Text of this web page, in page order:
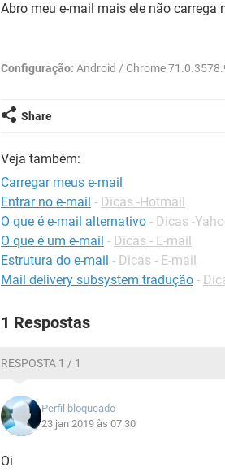
Abro meu e-mail mais ele não carrega
Configuração: Android / Chrome
Share
Veja também:
Carregar meus e-mail
Entrar no e-mail - Dicas -Hotmail
O que é e-mail alternativo - Dicas -
O que é um e-mail - Dicas - E-mail
Estrutura do e-mail - Dicas - E-mail
Mail delivery subsystem tradução -
1 Respostas
RESPOSTA 1 / 1
Perfil bloqueado
23 jan 2019 às 07:30
Oi